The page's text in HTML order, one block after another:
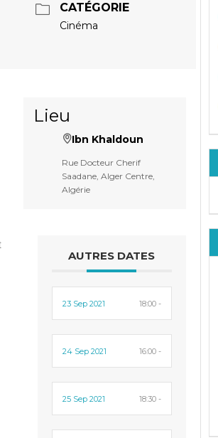
CATÉGORIE
Cinéma
Lieu
Ibn Khaldoun
Rue Docteur Cherif
Saadane, Alger Centre,
Algérie
AUTRES DATES
23 Sep 2021 18:00 -
24 Sep 2021 16:00 -
25 Sep 2021 18:30 -